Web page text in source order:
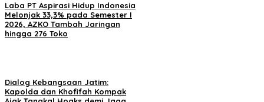
Laba PT Aspirasi Hidup Indonesia
Melonjak 33,3% pada Semester I
2026, AZKO Tambah Jaringan
hingga 276 Toko
Dialog Kebangsaan Jatim:
Kapolda dan Khofifah Kompak